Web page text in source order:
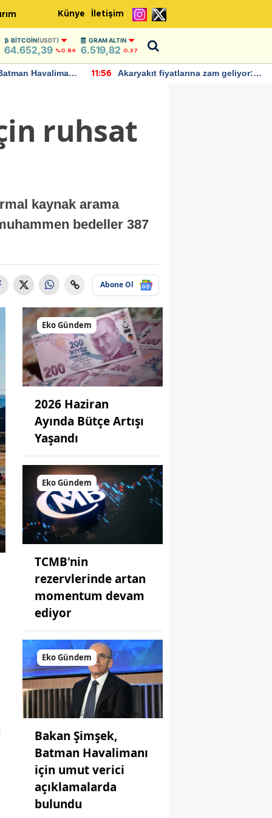
Künye İletişim
BITCOIN(USDT)
64.652,39 %0.84
GRAM ALTIN
6.519,82 0,37
Havalimanı
11:56
Akaryakıt fiyatlarına zam geliyor:
ruhsat
kaynak arama
bedeller 387
Abone Ol
Eko Gündem
2026 Haziran
Ayında Bütçe Artışı
Yaşandı
Eko Gündem
TCMB'nin
rezervlerinde artan
momentum devam
ediyor
Eko Gündem
Bakan Şimşek,
Batman Havalimanı
için umut verici
açıklamalarda
bulundu